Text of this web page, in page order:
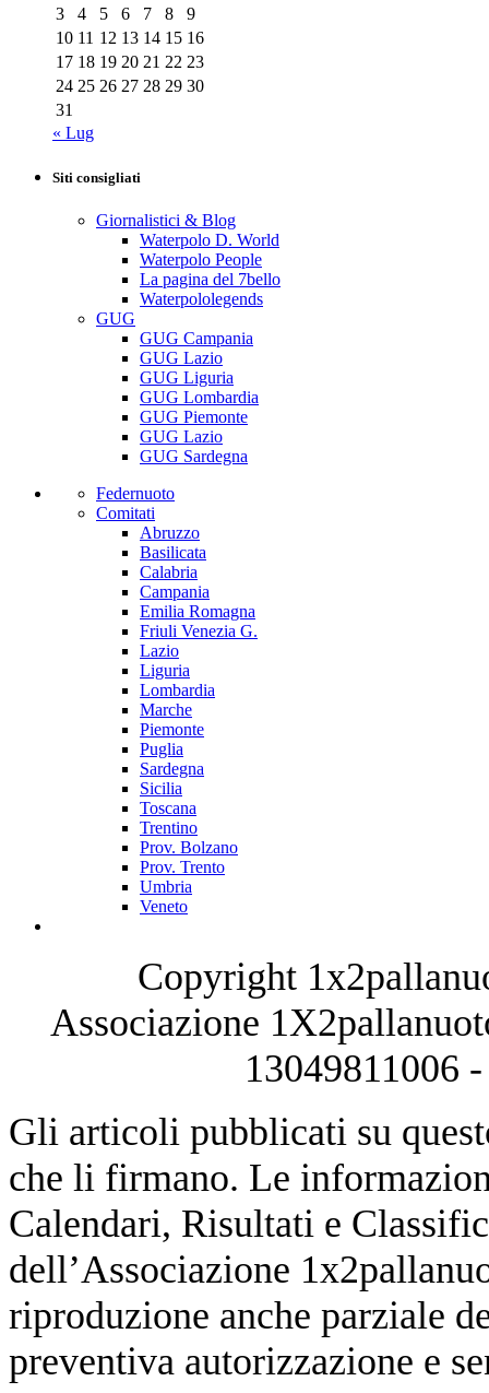
3
4 5 6 7 8
9
10 11 12 13 14 15 16
17 18 19 20 21 22 23
24 25 26 27 28 29 30
31
« Lug
Siti consigliati
Giornalistici & Blog
Waterpolo D. World
Waterpolo People
La pagina del 7bello
Waterpololegends
GUG
GUG Campania
GUG Lazio
GUG Liguria
GUG Lombardia
GUG Piemonte
GUG Lazio
GUG Sardegna
Federnuoto
Comitati
Abruzzo
Basilicata
Calabria
Campania
Emilia Romagna
Friuli Venezia G.
Lazio
Liguria
Lombardia
Marche
Piemonte
Puglia
Sardegna
Sicilia
Toscana
Trentino
Prov. Bolzano
Prov. Trento
Umbria
Veneto
Copyright
Associazione
13049811006
Gli articoli pubblicati su
che li firmano. Le
Calendari, Risultati e
dell’Associazione
riproduzione anche parziale
preventiva autorizzazione e